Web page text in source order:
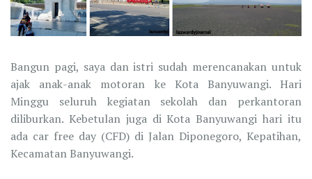
Bangun pagi, saya dan istri sudah merencanakan untuk
ajak anak-anak motoran ke Kota Banyuwangi. Hari
Minggu seluruh kegiatan sekolah dan perkantoran
diliburkan. Kebetulan juga di Kota Banyuwangi hari itu
ada car free day (CFD) di Jalan Diponegoro, Kepatihan,
Kecamatan Banyuwangi.